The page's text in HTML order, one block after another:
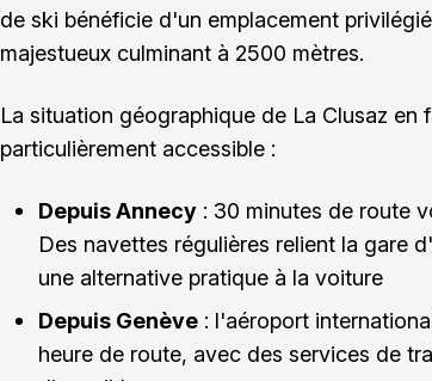
de ski bénéficie d'un emplacement
majestueux culminant à 2500 mètres.
La situation géographique de La Clusaz en
particulièrement accessible :
Depuis Annecy : 30 minutes de route
Des navettes régulières relient la gare
une alternative pratique à la voiture
Depuis Genève : l'aéroport
heure de route, avec des services de